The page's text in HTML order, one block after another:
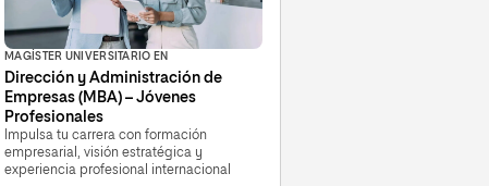
MAGÍSTER UNIVERSITARIO EN
Dirección y Administración de
Empresas (MBA) – Jóvenes
Profesionales
Impulsa tu carrera con formación
empresarial, visión estratégica y
experiencia profesional internacional